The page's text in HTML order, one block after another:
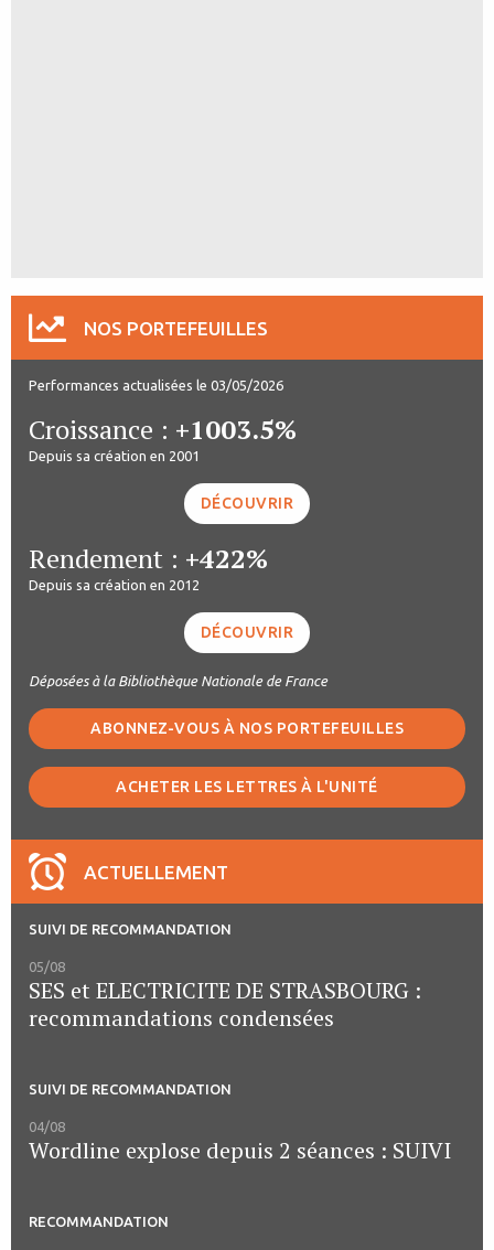
NOS PORTEFEUILLES
Performances actualisées le 03/05/2026
Croissance : +1003.5%
Depuis sa création en 2001
DÉCOUVRIR
Rendement : +422%
Depuis sa création en 2012
DÉCOUVRIR
Déposées à la Bibliothèque Nationale de France
ABONNEZ-VOUS À NOS PORTEFEUILLES
ACHETER LES LETTRES À L'UNITÉ
ACTUELLEMENT
SUIVI DE RECOMMANDATION
05/08
SES et ELECTRICITE DE STRASBOURG :
recommandations condensées
SUIVI DE RECOMMANDATION
04/08
Wordline explose depuis 2 séances : SUIVI
RECOMMANDATION